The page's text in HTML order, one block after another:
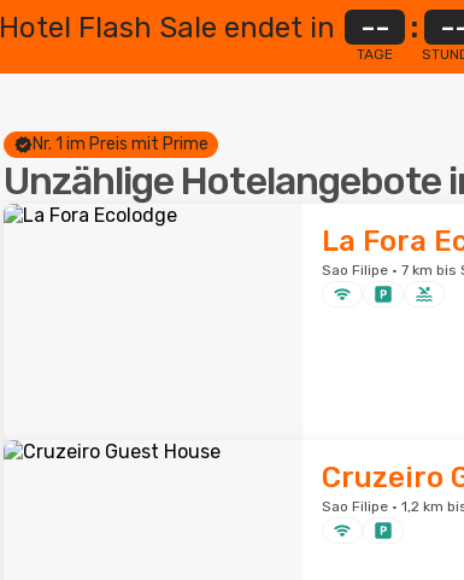
Hotel Flash Sale endet in --
TAGE
:
Nr. 1 im Preis mit Prime
Unzählige Hotelangebote
La Fora
Sao Filipe · 7 km
Cruzeiro
Sao Filipe · 1,2 km